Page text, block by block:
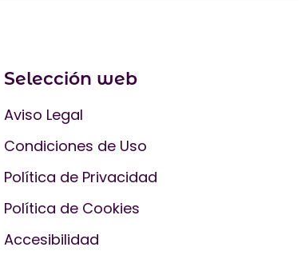
Selección web
Aviso Legal
Condiciones de Uso
Política de Privacidad
Política de Cookies
Accesibilidad